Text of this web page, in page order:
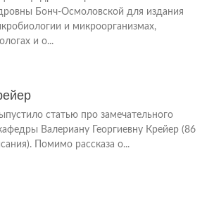
Бонч-Осмоловской для издания
и микроорганизмах,
и о...
статью про замечательного
Валериану Георгиевну Крейер (86
Помимо рассказа о...